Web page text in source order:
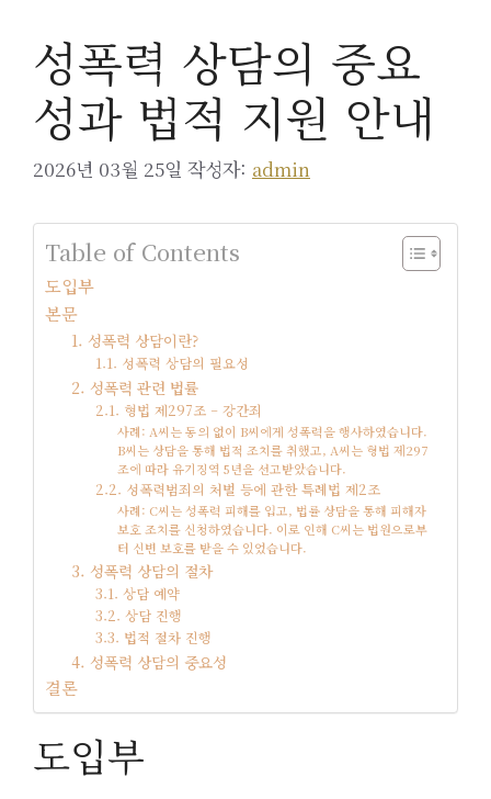
성폭력 상담의 중요
성과 법적 지원 안내
2026년 03월 25일 작성자: admin
Table of Contents
도입부
본문
1. 성폭력 상담이란?
1.1. 성폭력 상담의 필요성
2. 성폭력 관련 법률
2.1. 형법 제297조 – 강간죄
사례: A씨는 동의 없이 B씨에게 성폭력을 행사하였습니다.
B씨는 상담을 통해 법적 조치를 취했고, A씨는 형법 제297
조에 따라 유기징역 5년을 선고받았습니다.
2.2. 성폭력범죄의 처벌 등에 관한 특례법 제2조
사례: C씨는 성폭력 피해를 입고, 법률 상담을 통해 피해자
보호 조치를 신청하였습니다. 이로 인해 C씨는 법원으로부
터 신변 보호를 받을 수 있었습니다.
3. 성폭력 상담의 절차
3.1. 상담 예약
3.2. 상담 진행
3.3. 법적 절차 진행
4. 성폭력 상담의 중요성
결론
도입부